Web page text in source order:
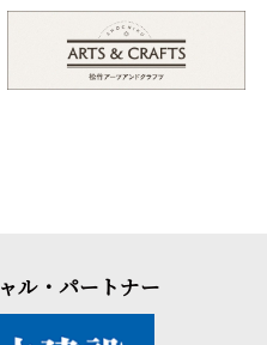
ル・パートナー